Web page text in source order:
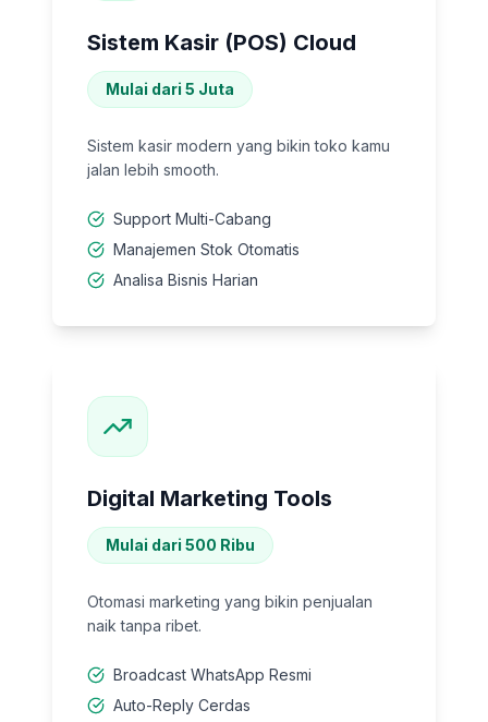
Sistem Kasir (POS) Cloud
Mulai dari 5 Juta
Sistem kasir modern yang bikin toko kamu
jalan lebih smooth.
Support Multi-Cabang
Manajemen Stok Otomatis
Analisa Bisnis Harian
Digital Marketing Tools
Mulai dari 500 Ribu
Otomasi marketing yang bikin penjualan
naik tanpa ribet.
Broadcast WhatsApp Resmi
Auto-Reply Cerdas